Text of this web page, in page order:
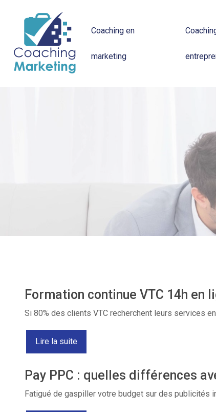
Coaching en
marketing
Formation continue VTC 14h
Si 80% des clients VTC recherchent leurs services
Lire la suite
Pay PPC : quelles différences
Fatigué de gaspiller votre budget sur des publicités